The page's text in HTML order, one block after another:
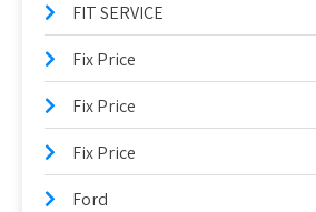
FIT SERVICE
Fix Price
Fix Price
Fix Price
Ford